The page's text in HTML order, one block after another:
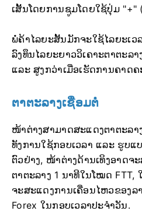
ເສັ້ນໂດຍການຊູມໂດຍໃຊ້ປຸ່ມ "+"
ພໍ່ຄ້າໄລຍະສັ້ນມັກຈະໃຊ້ໄລຍະເວ
ລົງທຶນໄລຍະຍາວວິເຄາະຕາຕະລ
ແລະ ສູງກວ່າເມື່ອເຮັດການຄາດຄ
ຕາຕະລາງເຊື່ອມຕໍ່
ໜ້າຕ່າງສາມາດສະແດງຕາຕະລ
ທັງການໃຊ້ກອບເວລາ ແລະ ຮູບ
ຕົວຢ່າງ, ໜ້າຕ່າງດ້ານເທິງອາດຈ
ຕາຕະລາງ 1 ນາທີໃນໂໝດ
ຈະສະແດງການເຄື່ອນໄຫວຂອງລ
Forex ໃນກອບເວລາປະຈຳວັນ.